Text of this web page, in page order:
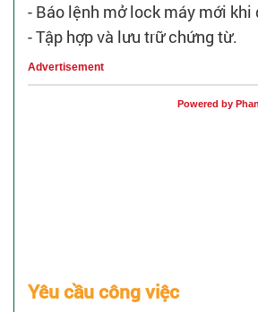
- Báo lệnh mở lock máy mới khi
- Tập hợp và lưu trữ chứng từ.
Advertisement
Powered by
Yêu cầu công việc